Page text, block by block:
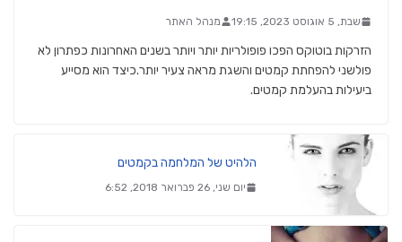
שבת, 5 אוגוסט 2023, 19:15 מנהל האתר
הזרקות בוטוקס הפכו פופולריות יותר ויותר בשנים האחרונות כפתרון לא
פולשני להפחתת קמטים והשגת מראה צעיר יותר.כיצד הוא מסייע
ביעילות בהעלמת קמטים.
הלהיט של המלחמה בקמטים
יום שני, 26 פברואר 2018, 6:52